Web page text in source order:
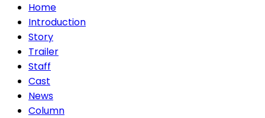
Home
Introduction
Story
Trailer
Staff
Cast
News
Column